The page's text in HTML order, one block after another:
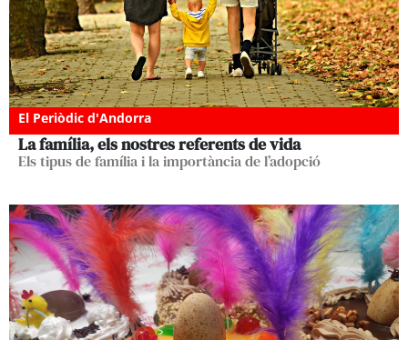
El Periòdic d'Andorra
La família, els nostres referents de vida
Els tipus de família i la importància de l’adopció